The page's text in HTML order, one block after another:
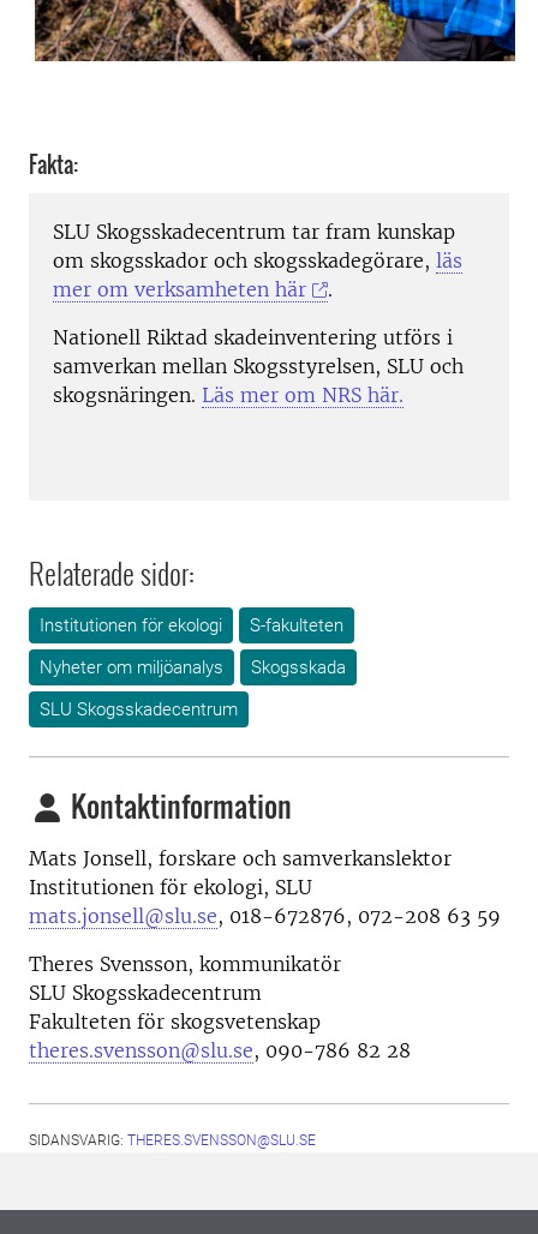
Fakta:
SLU Skogsskadecentrum tar fram kunskap
om skogsskador och skogsskadegörare, läs
mer om verksamheten här
.
Nationell Riktad skadeinventering utförs i
samverkan mellan Skogsstyrelsen, SLU och
skogsnäringen. Läs mer om NRS här.
Relaterade sidor:
Institutionen för ekologi
S-fakulteten
Nyheter om miljöanalys
Skogsskada
SLU Skogsskadecentrum
Kontaktinformation
Mats Jonsell, forskare och samverkanslektor
Institutionen för ekologi, SLU
mats.jonsell@slu.se, 018-672876, 072-208 63 59
Theres Svensson, kommunikatör
SLU Skogsskadecentrum
Fakulteten för skogsvetenskap
theres.svensson@slu.se, 090-786 82 28
SIDANSVARIG: THERES.SVENSSON@SLU.SE